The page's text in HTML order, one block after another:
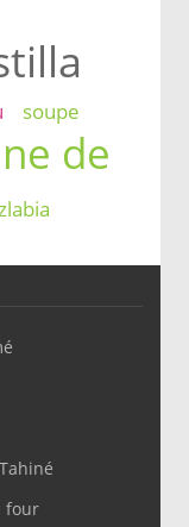
soupe
de
four